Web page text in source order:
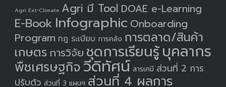
Agri Ext-Climate Agri มี Tool DOAE e-Learning
E-Book Infographic Onboarding
Program กฎ ระเบียบ การคลัง การตลาด/สินค้า
เกษตร การวิจัย ชุดการเรียนรู้บุคลากร
พืชเศรษฐกิจวีดิทัศน์ สารเคมี ส่วนที่ 2 การ
ปรับตัว ส่วนที่ 3 แผนฯ ส่วนที่ 4 ผลการ